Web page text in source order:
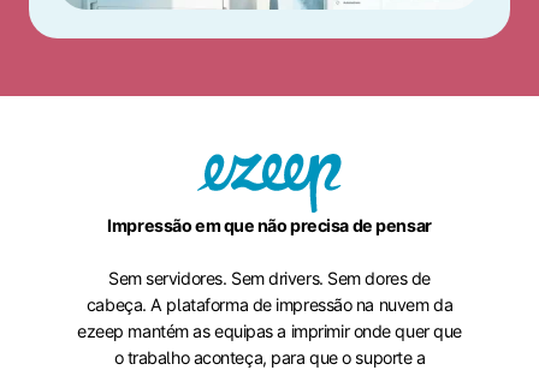
Impressão em que não precisa de pensar
Sem servidores. Sem drivers. Sem dores de
cabeça. A plataforma de impressão na nuvem da
ezeep mantém as equipas a imprimir onde quer que
o trabalho aconteça, para que o suporte a